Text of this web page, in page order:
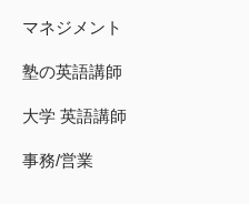
マネジメント
塾の英語講師
大学 英語講師
事務/営業